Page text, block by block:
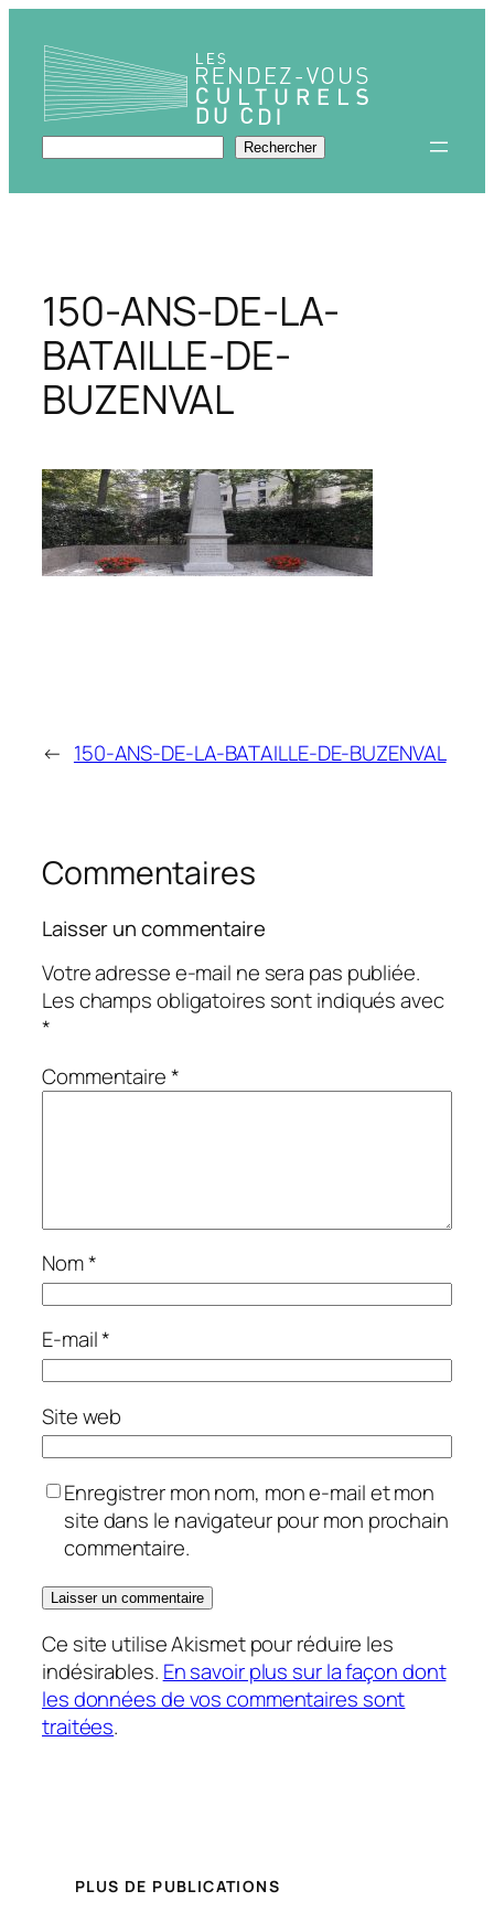
contenu
Rechercher Rechercher
150-ANS-DE-LA-
BATAILLE-DE-
BUZENVAL
← 150-ANS-DE-LA-BATAILLE-DE-BUZENVAL
Commentaires
Laisser un commentaire
Votre adresse e-mail ne sera pas publiée.
Les champs obligatoires sont indiqués avec
*
Commentaire*
Nom*
E-mail*
Site web
Enregistrer mon nom, mon e-mail et mon
site dans le navigateur pour mon prochain
commentaire.
Ce site utilise Akismet pour réduire les
indésirables. En savoir plus sur la façon dont
les données de vos commentaires sont
traitées.
PLUS DE PUBLICATIONS